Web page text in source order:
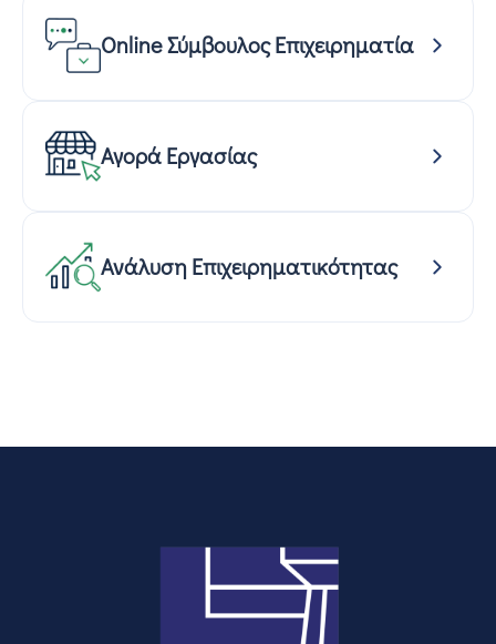
Online Σύμβουλος Επιχειρηματία
Αγορά Εργασίας
Ανάλυση Επιχειρηματικότητας